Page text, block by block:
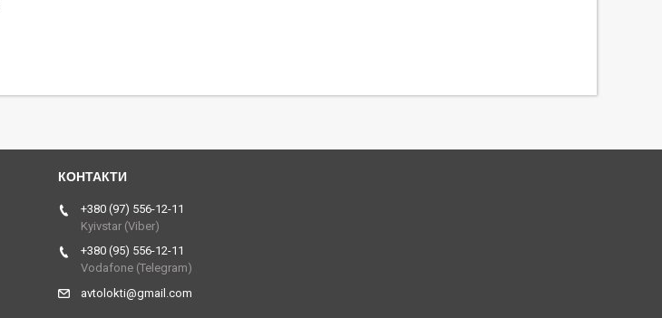
+380 (97) 556-12-11
Kyivstar (Viber)
+380 (95) 556-12-11
Vodafone (Telegram)
avtolokti@gmail.com